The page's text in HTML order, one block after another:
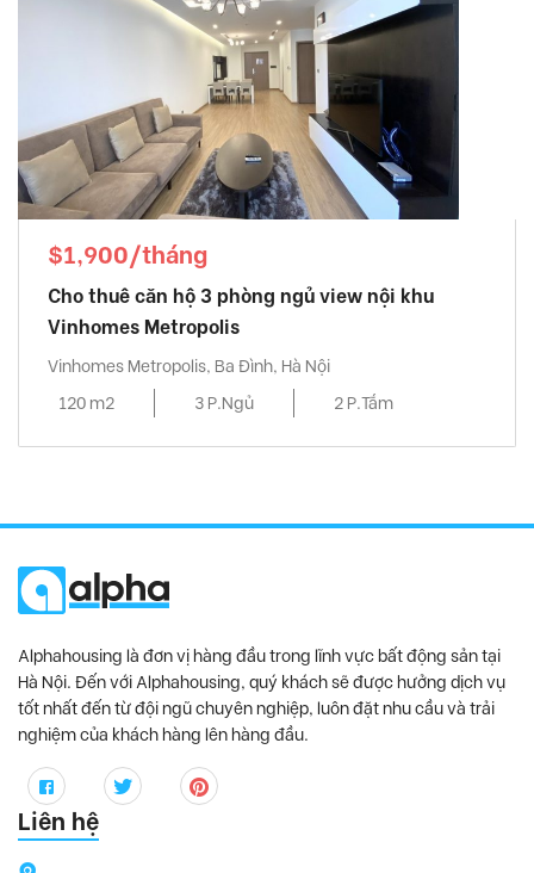
$1,900/tháng
Cho thuê căn hộ 3 phòng ngủ view nội khu
Vinhomes Metropolis
Vinhomes Metropolis, Ba Đình, Hà Nội
120 m2
3 P.Ngủ 2 P.Tắm
Alphahousing là đơn vị hàng đầu trong lĩnh vực bất động sản tại
Hà Nội. Đến với Alphahousing, quý khách sẽ được hưởng dịch vụ
tốt nhất đến từ đội ngũ chuyên nghiệp, luôn đặt nhu cầu và trải
nghiệm của khách hàng lên hàng đầu.
Liên hệ